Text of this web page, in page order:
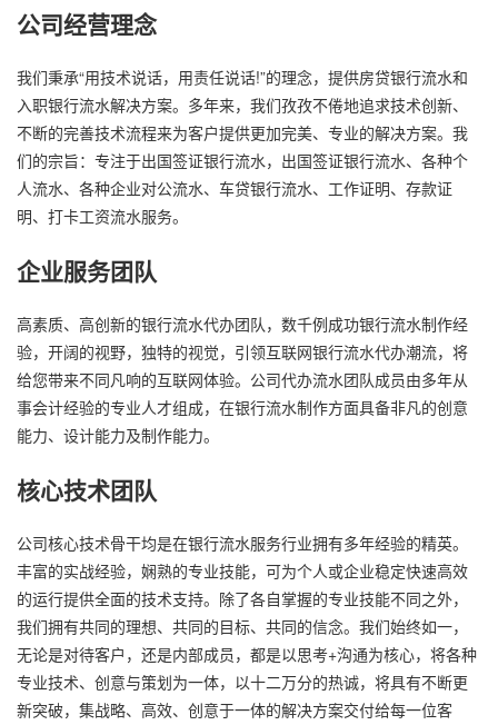
公司经营理念
我们秉承“用技术说话，用责任说话!”的理念，提供房贷银行流水和
入职银行流水解决方案。多年来，我们孜孜不倦地追求技术创新、
不断的完善技术流程来为客户提供更加完美、专业的解决方案。我
们的宗旨：专注于出国签证银行流水，出国签证银行流水、各种个
人流水、各种企业对公流水、车贷银行流水、工作证明、存款证
明、打卡工资流水服务。
企业服务团队
高素质、高创新的银行流水代办团队，数千例成功银行流水制作经
验，开阔的视野，独特的视觉，引领互联网银行流水代办潮流，将
给您带来不同凡响的互联网体验。公司代办流水团队成员由多年从
事会计经验的专业人才组成，在银行流水制作方面具备非凡的创意
能力、设计能力及制作能力。
核心技术团队
公司核心技术骨干均是在银行流水服务行业拥有多年经验的精英。
丰富的实战经验，娴熟的专业技能，可为个人或企业稳定快速高效
的运行提供全面的技术支持。除了各自掌握的专业技能不同之外，
我们拥有共同的理想、共同的目标、共同的信念。我们始终如一，
无论是对待客户，还是内部成员，都是以思考+沟通为核心，将各种
专业技术、创意与策划为一体，以十二万分的热诚，将具有不断更
新突破，集战略、高效、创意于一体的解决方案交付给每一位客